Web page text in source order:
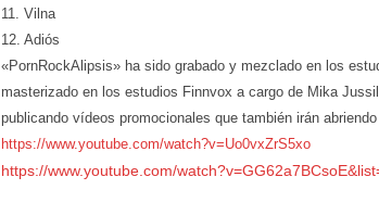
11. Vilna
12. Adiós
«PornRockAlipsis» ha sido grabado y mezclado en los
masterizado en los estudios Finnvox a cargo de Mika
publicando vídeos promocionales que también irán
https://www.youtube.com/watch?v=Uo0vxZrS5xo
https://www.youtube.com/